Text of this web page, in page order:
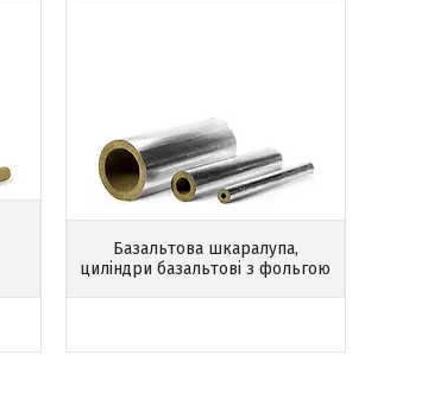
Базальтова шкаралупа,
циліндри базальтові з фольгою